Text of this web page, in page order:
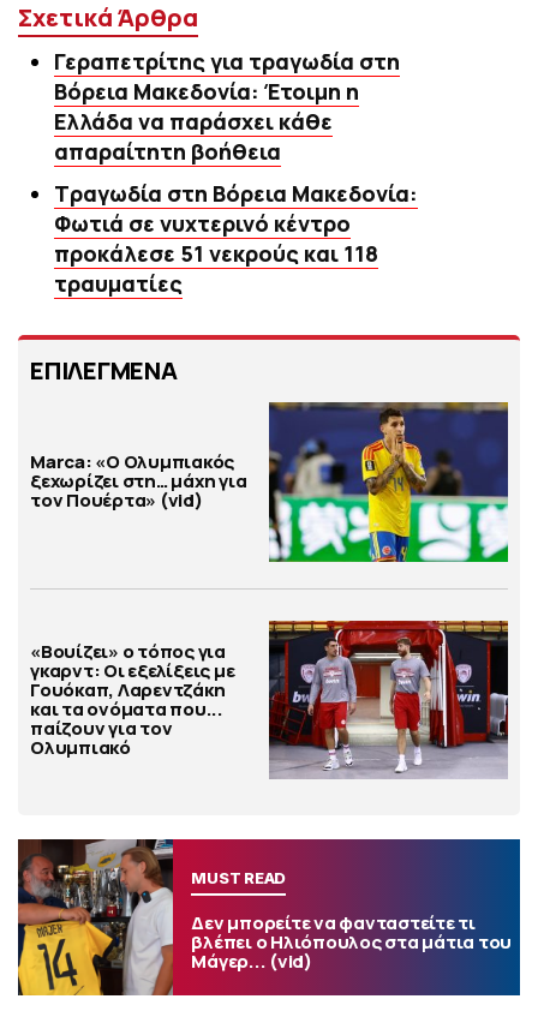
Σχετικά Άρθρα
Γεραπετρίτης για τραγωδία στη
Βόρεια Μακεδονία: Έτοιμη η
Ελλάδα να παράσχει κάθε
απαραίτητη βοήθεια
Τραγωδία στη Βόρεια Μακεδονία:
Φωτιά σε νυχτερινό κέντρο
προκάλεσε 51 νεκρούς και 118
τραυματίες
ΕΠΙΛΕΓΜΕΝΑ
Marca: «Ο Ολυμπιακός
ξεχωρίζει στη… μάχη για
τον Πουέρτα» (vid)
«Βουίζει» ο τόπος για
γκαρντ: Οι εξελίξεις με
Γουόκαπ, Λαρεντζάκη
και τα ονόματα που...
παίζουν για τον
Ολυμπιακό
MUST READ
Δεν μπορείτε να φανταστείτε τι
βλέπει ο Ηλιόπουλος στα μάτια του
Μάγερ... (vid)